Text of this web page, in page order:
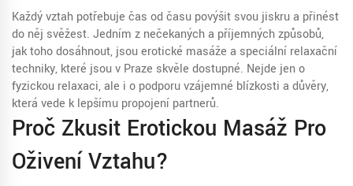
Každý vztah potřebuje čas od času povýšit svou jiskru a přinést
do něj svěžest. Jedním z nečekaných a příjemných způsobů,
jak toho dosáhnout, jsou erotické masáže a speciální relaxační
techniky, které jsou v Praze skvěle dostupné. Nejde jen o
fyzickou relaxaci, ale i o podporu vzájemné blízkosti a důvěry,
která vede k lepšímu propojení partnerů.
Proč Zkusit Erotickou Masáž Pro
Oživení Vztahu?